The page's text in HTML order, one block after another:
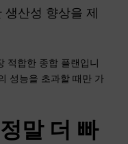
생산성 향상을 제
적합한 종합 플랜입니
성능을 초과할 때만 가
정말 더 빠